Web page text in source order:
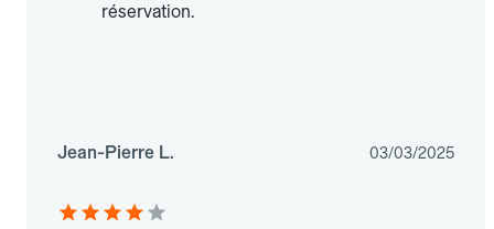
réservation.
Jean-Pierre L. 03/03/2025